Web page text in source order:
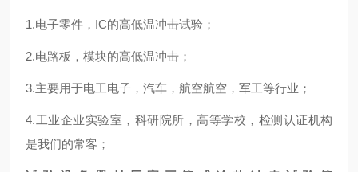
1.电子零件，IC的高低温冲击试验；
2.电路板，模块的高低温冲击；
3.主要用于电工电子，汽车，航空航空，军工等行业；
4.工业企业实验室，科研院所，高等学校，检测认证机构
是我们的常客；